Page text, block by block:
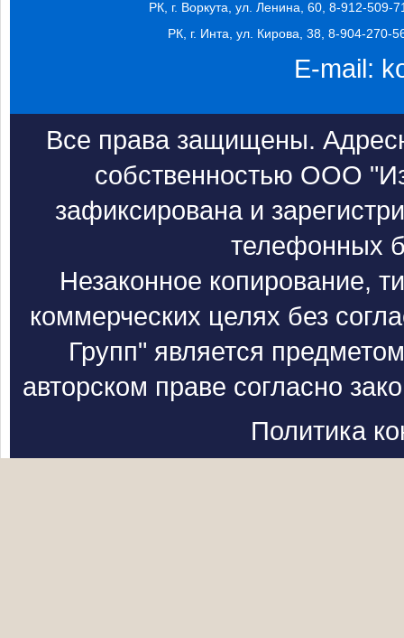
РК, г. Воркута, ул. Ленина, 60, 8-912-509-
РК, г. Инта, ул. Кирова, 38, 8-904-270-
E-mail:
Все права защищены.
собственностью ООО
зафиксирована и
телефонных
Незаконное копирование,
коммерческих целях без
Групп" является
авторском праве согласно
Политика